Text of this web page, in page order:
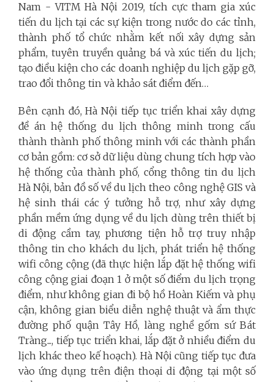
Nam - VITM Hà Nội 2019, tích cực tham gia xúc
tiến du lịch tại các sự kiện trong nước do các tỉnh,
thành phố tổ chức nhằm kết nối xây dựng sản
phẩm, tuyên truyền quảng bá và xúc tiến du lịch;
tạo điều kiện cho các doanh nghiệp du lịch gặp gỡ,
trao đổi thông tin và khảo sát điểm đến…
Bên cạnh đó, Hà Nội tiếp tục triển khai xây dựng
đề án hệ thống du lịch thông minh trong cấu
thành thành phố thông minh với các thành phần
cơ bản gồm: cơ sở dữ liệu dùng chung tích hợp vào
hệ thống của thành phố, cổng thông tin du lịch
Hà Nội, bản đồ số về du lịch theo công nghệ GIS và
hệ sinh thái các ý tưởng hỗ trợ, như xây dựng
phần mềm ứng dụng về du lịch dùng trên thiết bị
di động cầm tay, phương tiện hỗ trợ truy nhập
thông tin cho khách du lịch, phát triển hệ thống
wifi công cộng (đã thực hiện lắp đặt hệ thống wifi
công cộng giai đoạn 1 ở một số điểm du lịch trọng
điểm, như không gian đi bộ hồ Hoàn Kiếm và phụ
cận, không gian biểu diễn nghệ thuật và ẩm thực
đường phố quận Tây Hồ, làng nghề gốm sứ Bát
Tràng..., tiếp tục triển khai, lắp đặt ở nhiều điểm du
lịch khác theo kế hoạch). Hà Nội cũng tiếp tục đưa
vào ứng dụng trên điện thoại di động tại một số